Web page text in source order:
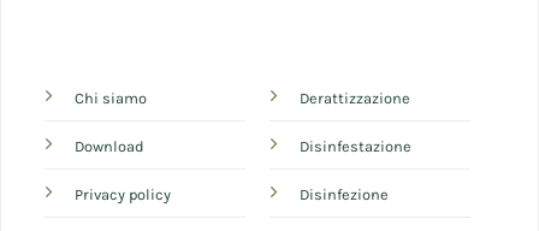
Chi siamo
Download
Privacy policy
Derattizzazione
Disinfestazione
Disinfezione